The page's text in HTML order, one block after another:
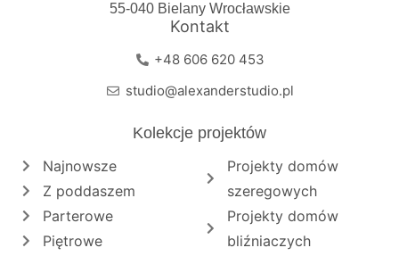
55-040 Bielany Wrocławskie
Kontakt
+48 606 620 453
studio@alexanderstudio.pl
Kolekcje projektów
Najnowsze
Z poddaszem
Parterowe
Piętrowe
Projekty domów
szeregowych
Projekty domów
bliźniaczych